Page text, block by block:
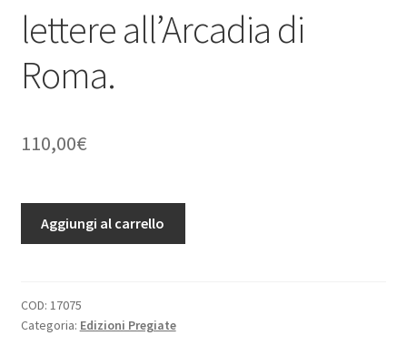
lettere all’Arcadia di
Roma.
110,00€
sciolti
eccellenti
moderni
Aggiungi al carrello
COD: 17075
Categoria: Edizioni Pregiate